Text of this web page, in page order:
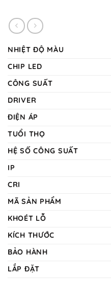
NHIỆT ĐỘ MÀU
CHIP LED
CÔNG SUẤT
DRIVER
ĐIỆN ÁP
TUỔI THỌ
HỆ SỐ CÔNG SUẤT
IP
CRI
MÃ SẢN PHẨM
KHOÉT LỖ
KÍCH THƯỚC
BẢO HÀNH
LẮP ĐẶT